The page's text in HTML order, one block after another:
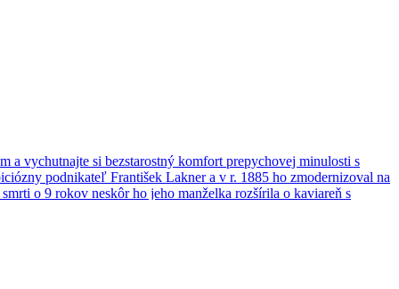
vychutnajte si bezstarostný komfort prepychovej minulosti s
podnikateľ František Lakner a v r. 1885 ho zmodernizoval na
o 9 rokov neskôr ho jeho manželka rozšírila o kaviareň s
špeciality z kuracieho, bravčového a hovädzieho mäsa,